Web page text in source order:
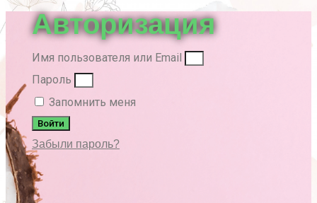
Авторизация
Имя пользователя или Email
Пароль
Запомнить меня
Войти
Забыли пароль?